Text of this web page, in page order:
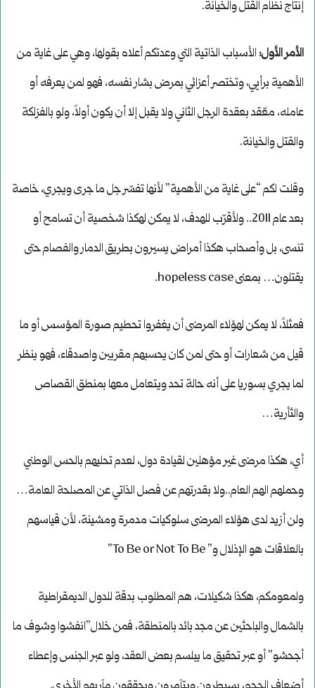
إنتاج نظام القتل والخيانة.
الأمر الأول:الأسباب الذاتية التي وعدتكم أعلاه بقولها، وهي على غاية من
الأهمية برأيي، وتختصر أعزائي بمرض بشار نفسه، فهو لمن يعرفه أو
عامله، معّقد بعقدة الرجل الثاني ولا يقبل إلا أن يكون أولاً، ولو بالفزلكة
والقتل والخيانة.
وقلت لكم “على غاية من الأهمية” لأنها تفسّر جل ما جرى ويجري، خاصة
بعد عام 2011.. ولأقرّب للهدف، لا يمكن لهكذا شخصية أن تسامح أو
تنسى، بل وأصحاب هكذا أمراض يسيرون بطريق الدمار والفصام حتى
يقتلون… بمعنى hopeless case.
فمثلاً، لا يمكن لهؤلاء المرضى أن يغفروا تحطيم صورة المؤسس أو ما
قيل من شعارات أو حتى لمن كان يحسبهم مقربين واصدقاء، فهو ينظر
لما يجري بسوريا على أنه حالة تحد ويتعامل معها بمنطق القصاص
والثأرية…
أي، هكذا مرضى غير مؤهلين لقيادة دول، لعدم تحليهم بالحس الوطني
وحملهم الهم العام..ولا بقدرتهم عن فصل الذاتي عن المصلحة العامة…
ولن أزيد لدى هؤلاء المرضى سلوكيات مدمرة ومشينة، لأن قياسهم
بالعلاقات هو الإذلال و” To Be or Not To Be”
ولمعومكم، هكذا شكيلات، هم المطلوب بدقة للدول الديمقراطية
بالشمال والباحثين عن مجد بائد بالمنطقة، فمن خلال”انفشوا وشوف ما
أجحشو” أو عبر تحقيق ما يبلسم بعض العقد، ولو عبر الجنس وإعطاء